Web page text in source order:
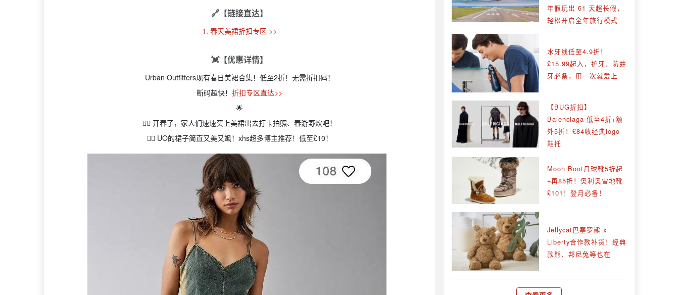
🔗【链接直达】
1. 春天美裙折扣专区 >>
💓【优惠详情】
Urban Outfitters现有春日美裙合集！低至2折！无需折扣码！
断码超快！折扣专区直达>>
🌟
👉🏻 开春了，家人们速速买上美裙出去打卡拍照、春游野炊吧！
👉🏻 UO的裙子简直又美又飒！xhs超多博主推荐！低至£10！
年假玩出 61 天超长假，
轻松开启全年旅行模式
水牙线低至4.9折！
£15.99起入，护牙、防蛀
牙必备，用一次就爱上
【BUG折扣】
Balenciaga 低至4折+额
外5折！£84收经典logo
鞋托
Moon Boot月球靴5折起
+再85折！奥利奥雪地靴
£101！登月必备！
Jellycat巴塞罗熊 x
Liberty合作款补货！经典
款熊、邦尼兔等也在